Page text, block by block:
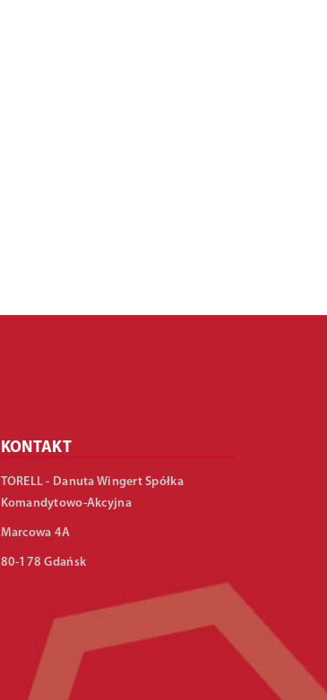
KONTAKT
TORELL - Danuta Wingert Spółka
Komandytowo-Akcyjna
Marcowa 4A
80-178 Gdańsk